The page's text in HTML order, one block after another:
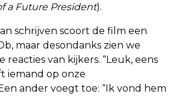
a Future President).
schrijven scoort de film een
maar desondanks zien we
reacties van kijkers. “Leuk, eens
iemand op onze
ander voegt toe: “Ik vond hem